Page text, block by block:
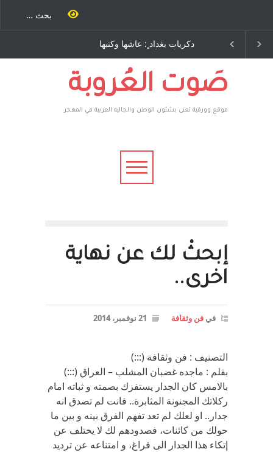
الاستيطان ومسلسل الخداع
المستمر - قلم : راسم عبيدات
دكريات بغداد ٍ: عاشها وكتبها
:وليد رباح – نيوجرسي –
الولايات المتحدة الامريكية
صَوت العُروبة
موقع وورقية تعنى بشئون الوطن والجاليه العربية في المهجر
إبحثْ لك عن نهاية
اخرى..
في فن وثقافة 21 نوفمبر، 2014
التصنيف : فن وثقافة (:::)
بقلم : ماجده غضبان المشلب – العراق (:::)
بالامس كان الجدار يستفزك بصمته و ثباته امام
ركلاتك المجنونة المثابرة.. فانت لم تصدق انه
جدار.. او لعلك لم تعد تفهم الفرق بينه و بين ما
حولك من كائنات، فصدودهم لك لا يختلف عن
إتكاء هذا الجدار الى فراغ، و امتناعه عن ترديد